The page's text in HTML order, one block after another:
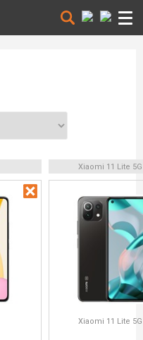
Xiaomi 11 Lite 5G
Xiaomi 11 Lite 5G